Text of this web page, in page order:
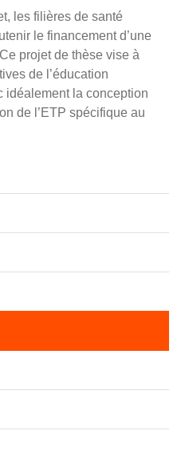
les filières de santé
le financement d’une
projet de thèse vise à
de l’éducation
idéalement la conception
de l’ETP spécifique au